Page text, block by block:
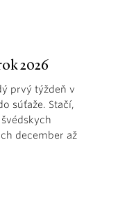
2026
prvý týždeň v
súťaže. Stačí,
december až